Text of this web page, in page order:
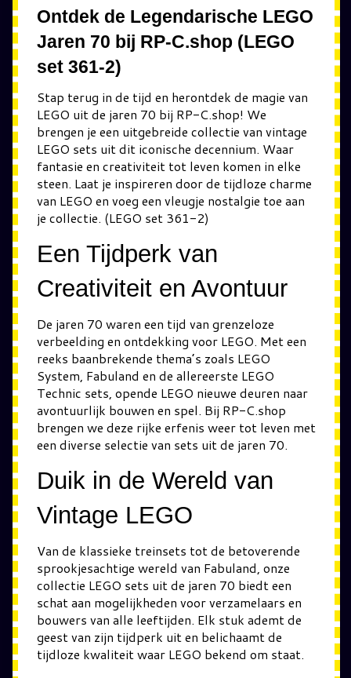
Ontdek de Legendarische LEGO
Jaren 70 bij RP-C.shop (LEGO
set 361-2)
Stap terug in de tijd en herontdek de magie van
LEGO uit de jaren 70 bij RP-C.shop! We
brengen je een uitgebreide collectie van vintage
LEGO sets uit dit iconische decennium. Waar
fantasie en creativiteit tot leven komen in elke
steen. Laat je inspireren door de tijdloze charme
van LEGO en voeg een vleugje nostalgie toe aan
je collectie. (LEGO set 361-2)
Een Tijdperk van
Creativiteit en Avontuur
De jaren 70 waren een tijd van grenzeloze
verbeelding en ontdekking voor LEGO. Met een
reeks baanbrekende thema’s zoals LEGO
System, Fabuland en de allereerste LEGO
Technic sets, opende LEGO nieuwe deuren naar
avontuurlijk bouwen en spel. Bij RP-C.shop
brengen we deze rijke erfenis weer tot leven met
een diverse selectie van sets uit de jaren 70.
Duik in de Wereld van
Vintage LEGO
Van de klassieke treinsets tot de betoverende
sprookjesachtige wereld van Fabuland, onze
collectie LEGO sets uit de jaren 70 biedt een
schat aan mogelijkheden voor verzamelaars en
bouwers van alle leeftijden. Elk stuk ademt de
geest van zijn tijdperk uit en belichaamt de
tijdloze kwaliteit waar LEGO bekend om staat.